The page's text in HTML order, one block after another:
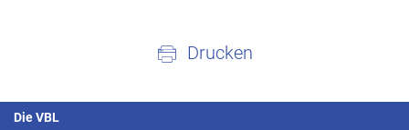
Drucken
Die VBL